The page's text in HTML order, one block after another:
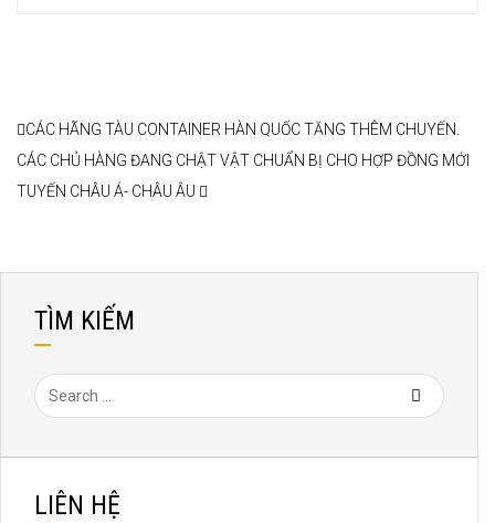
CÁC HÃNG TÀU CONTAINER HÀN QUỐC TĂNG THÊM CHUYẾN.
CÁC CHỦ HÀNG ĐANG CHẬT VẬT CHUẨN BỊ CHO HỢP ĐỒNG MỚI
TUYẾN CHÂU Á- CHÂU ÂU
TÌM KIẾM
LIÊN HỆ